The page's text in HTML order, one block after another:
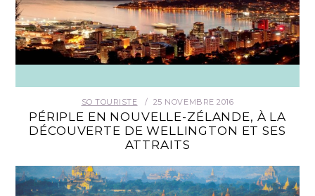
SO TOURISTE 25 NOVEMBRE 2016
PÉRIPLE EN NOUVELLE-ZÉLANDE, À LA
DÉCOUVERTE DE WELLINGTON ET SES
ATTRAITS